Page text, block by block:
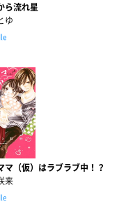
ら流れ星
ゆ
マ（仮）はラブラブ中！？
来